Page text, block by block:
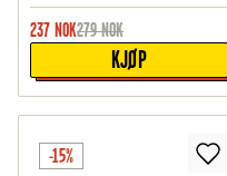
237 NOK279 NOK
KJØP
-15%